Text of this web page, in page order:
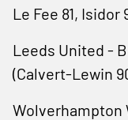
Le Fee 81, Isidor
Leeds United -
(Calvert-Lewin
Wolverhampton